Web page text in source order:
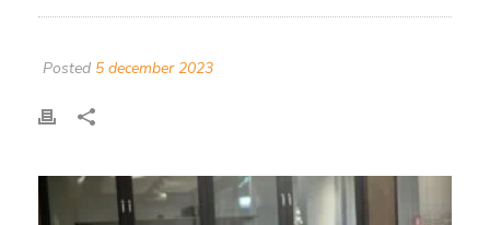
Posted 5 december 2023